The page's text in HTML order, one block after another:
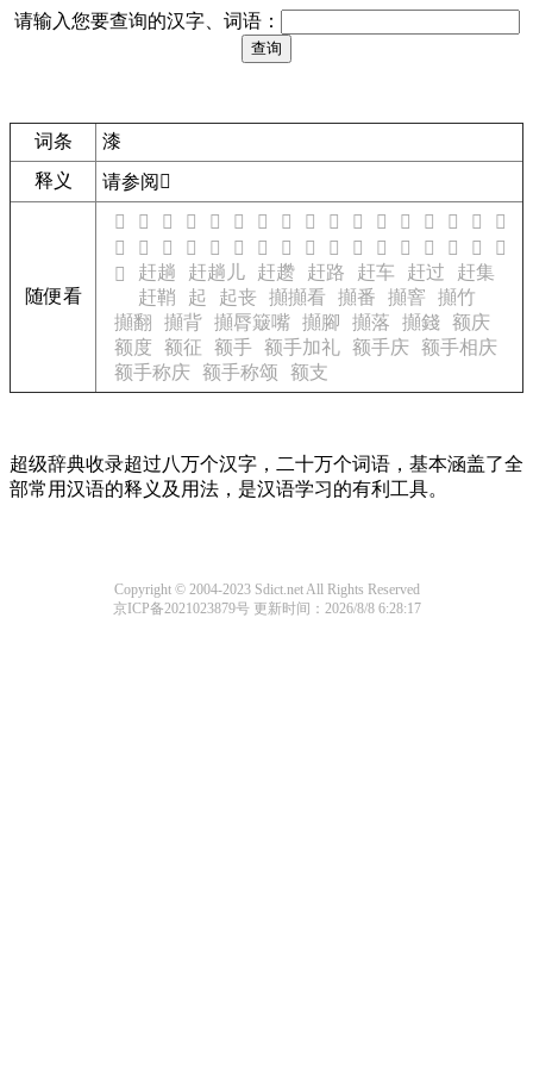
请输入您要查询的汉字、词语：
词条
漆
释义
请参阅 𣴶
随便看
𰰭 𰰮 𰰯 𰰰 𰰱 𰰲 𰰳 𰰴 𰰵 𰰶 𰰷 𰰸 𰰹 𰰺 𰰻 𰰼
𰰽
𰰾
𰰿 𰱀 𰱁 𰱂 𰱃 𰱄 𰱅 𦖻 𦖼 𦖽 𦖾 𦗀 𦗁 𦗂 𦗃
𦗄
𦗅
赶趟 赶趟儿 赶趱 赶路 赶车 赶过
赶集
赶鞘
起 起丧 攧攧看 攧番 攧窨
攧竹
攧翻
攧背 攧脣簸嘴 攧腳 攧落 攧錢 额庆
额度
额征 额手 额手加礼 额手庆 额手相庆
额手称庆 额手称颂 额支
超级辞典收录超过八万个汉字，二十万个词语，基本涵盖了全
部常用汉语的释义及用法，是汉语学习的有利工具。
Copyright © 2004-2023 Sdict.net All Rights Reserved
京ICP备2021023879号更新时间：2026/8/8 6:28:17